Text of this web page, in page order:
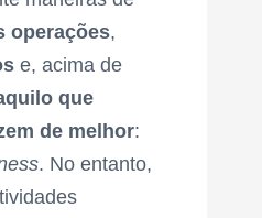
operações,
e, acima de
que
de melhor:
. No entanto,